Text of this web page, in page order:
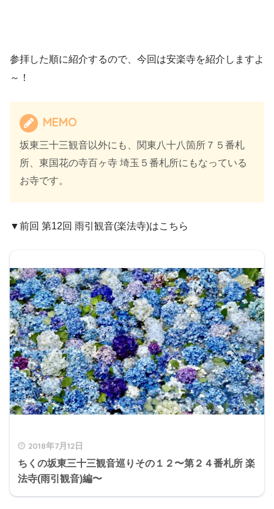
参拝した順に紹介するので、今回は安楽寺を紹介しますよ
～！
MEMO
坂東三十三観音以外にも、関東八十八箇所７５番札
所、東国花の寺百ヶ寺 埼玉５番札所にもなっている
お寺です。
▼前回 第12回 雨引観音(楽法寺)はこちら
2018年7月12日
ちくの坂東三十三観音巡りその１２〜第２４番札所 楽
法寺(雨引観音)編〜